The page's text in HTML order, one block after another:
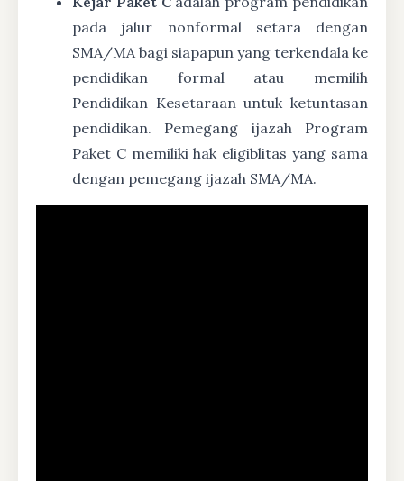
pada jalur nonformal setara dengan
SMA/MA bagi siapapun yang terkendala ke
pendidikan formal atau memilih
Pendidikan Kesetaraan untuk ketuntasan
pendidikan. Pemegang ijazah Program
Paket C memiliki hak eligiblitas yang sama
dengan pemegang ijazah SMA/MA.